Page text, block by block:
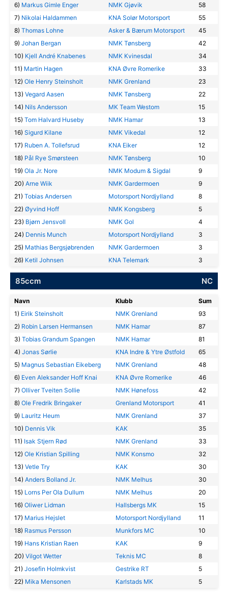
6) Markus Gimle Enger NMK Gjøvik
58
7) Nikolai Haldammen KNA Solør Motorsport
55
8) Thomas Lohne Asker & Bærum Motorsport
45
9) Johan Bergan NMK Tønsberg
42
10) Kjell André Knabenes NMK Kvinesdal
34
11) Martin Hagen KNA Øvre Romerike
33
12) Ole Henry Steinsholt NMK Grenland
23
13) Vegard Aasen NMK Tønsberg
22
14) Nils Andersson MK Team Westom
15
15) Tom Halvard Huseby NMK Hamar
13
16) Sigurd Kilane NMK Vikedal
12
17) Ruben A. Tollefsrud KNA Eiker
12
18) Pål Rye Smørsteen NMK Tønsberg
10
19) Ola Jr. Nore NMK Modum & Sigdal
9
20) Arne Wiik NMK Gardermoen
9
21) Tobias Andersen Motorsport Nordjylland
8
22) Øyvind Hoff NMK Kongsberg
5
23) Bjørn Jensvoll NMK Gol
4
24) Dennis Munch Motorsport Nordjylland
3
25) Mathias Bergsjøbrenden NMK Gardermoen
3
26) Ketil Johnsen KNA Telemark 3
85ccm NC
Navn Klubb
Sum
1) Eirik Steinsholt NMK Grenland
93
2) Robin Larsen Hermansen NMK Hamar
87
3) Tobias Grandum Spangen NMK Hamar
81
4) Jonas Sørlie KNA Indre & Ytre Østfold
65
5) Magnus Sebastian Eikeberg NMK Grenland
48
6) Even Aleksander Hoff Knai KNA Øvre Romerike
46
7) Olliver Tveiten Sollie NMK Hønefoss
42
8) Ole Fredrik Bringaker Grenland Motorsport
41
9) Lauritz Heum NMK Grenland
37
10) Dennis Vik KAK
35
11) Isak Stjern Rød NMK Grenland
33
12) Ole Kristian Spilling NMK Konsmo
32
13) Vetle Try KAK
30
14) Anders Bolland Jr. NMK Melhus
30
15) Lorns Per Ola Dullum NMK Melhus
20
16) Oliwer Lidman Hallsbergs MK
15
17) Marius Hejslet Motorsport Nordjylland
11
18) Rasmus Persson Munkfors MC
10
19) Hans Kristian Raen KAK
9
20) Vilgot Wetter Teknis MC
8
21) Josefin Holmkvist Gestrike RT
5
22) Mika Mensonen Karlstads MK 5